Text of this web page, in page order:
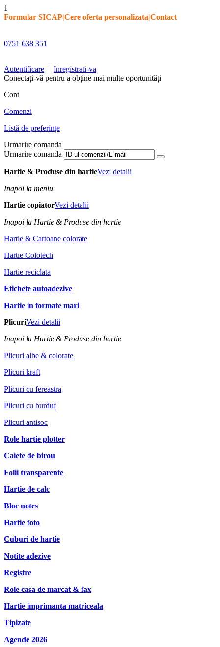
1
Formular SICAP|Cere oferta personalizata|Contact
0751 638 351
Autentificare | Inregistrati-va
Conectați-vă pentru a obține mai multe oportunități
Cont
Comenzi
Listă de preferințe
Urmarire comanda
Urmarire comanda
Hartie & Produse din hartieVezi detalii
Inapoi la meniu
Hartie copiatorVezi detalii
Inapoi la Hartie & Produse din hartie
Hartie & Cartoane colorate
Hartie Colotech
Hartie reciclata
Etichete autoadezive
Hartie in formate mari
PlicuriVezi detalii
Inapoi la Hartie & Produse din hartie
Plicuri albe & colorate
Plicuri kraft
Plicuri cu fereastra
Plicuri cu burduf
Plicuri antisoc
Role hartie plotter
Caiete de birou
Folii transparente
Hartie de calc
Bloc notes
Hartie foto
Cuburi de hartie
Notite adezive
Registre
Role casa de marcat & fax
Hartie imprimanta matriceala
Tipizate
Agende 2026